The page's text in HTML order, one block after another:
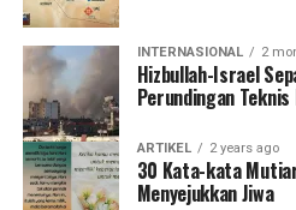
INTERNASIONAL 2
Hizbullah-Israel
Perundingan
ARTIKEL 2 years ago
30 Kata-kata
Menyejukkan Jiwa